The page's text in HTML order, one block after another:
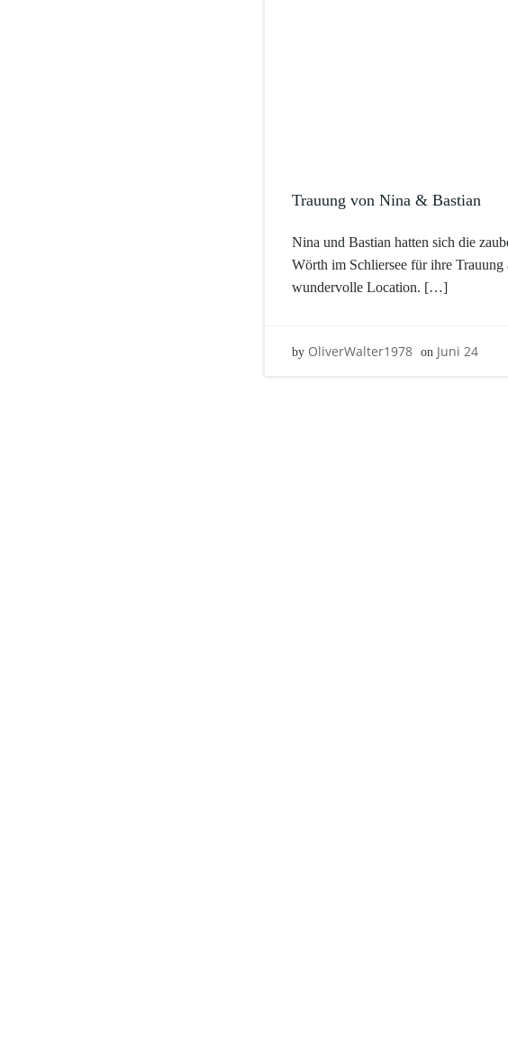
Trauung von Nina & Bastian
Nina und Bastian hatten sich die
Wörth im Schliersee für ihre Trauung
wundervolle Location. […]
by OliverWalter1978 on Juni 24